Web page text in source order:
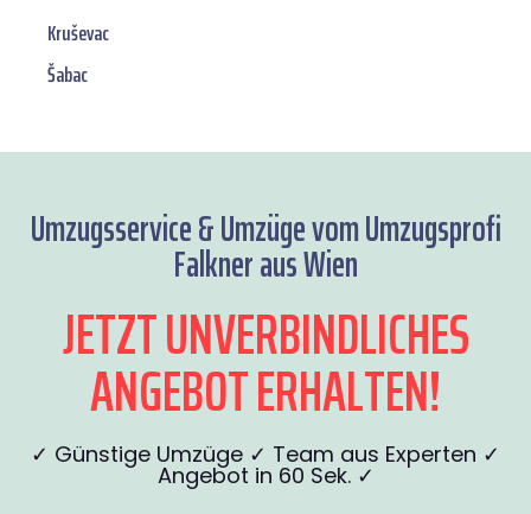
Kruševac
Šabac
Umzugsservice & Umzüge vom Umzugsprofi
Falkner aus Wien
JETZT UNVERBINDLICHES
ANGEBOT ERHALTEN!
✓ Günstige Umzüge ✓ Team aus Experten ✓
Angebot in 60 Sek. ✓